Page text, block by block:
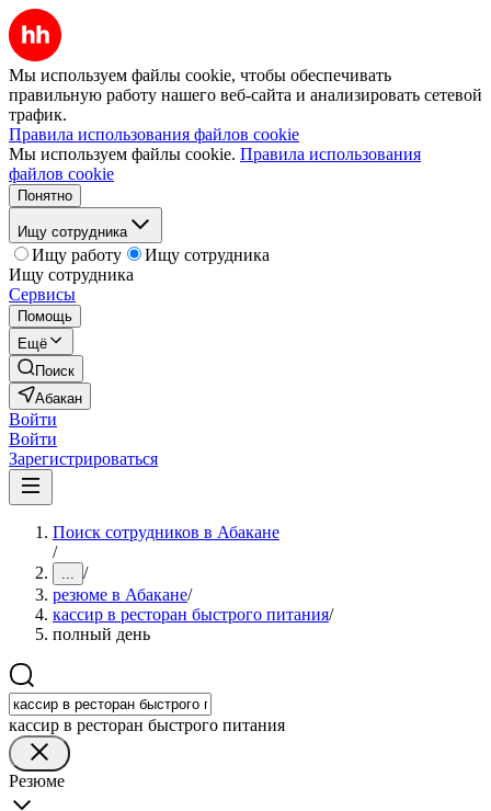
Мы используем файлы cookie, чтобы обеспечивать
правильную работу нашего веб-сайта и анализировать сетевой
трафик.
Правила использования файлов cookie
Мы используем файлы cookie. Правила использования
файлов cookie
Понятно
Ищу сотрудника
Ищу работу
Ищу сотрудника
Ищу сотрудника
Сервисы
Помощь
Ещё
Поиск
Абакан
Войти
Войти
Зарегистрироваться
Поиск сотрудников в Абакане
/
... /
резюме в Абакане/
кассир в ресторан быстрого питания/
полный день
кассир в ресторан быстрого питания
Резюме